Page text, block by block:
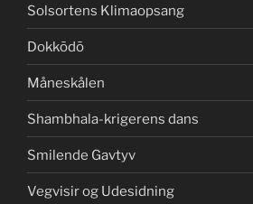
Solsortens Klimaopsang
Dokkōdō
Måneskålen
Shambhala-krigerens dans
Smilende Gavtyv
Vegvisir og Udesidning